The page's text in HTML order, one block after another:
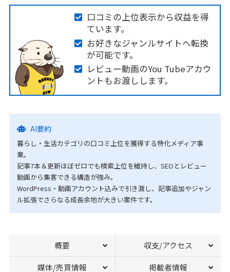
口コミの上位表示から収益を得
ています。
お好きなジャンルサイトへ転換
が可能です。
レビュー動画のYou Tubeアカウ
ントもお渡しします。
AI要約
暮らし・生活カテゴリの口コミ上位を獲得する特化メディア事
業。
記事7本＆更新ほぼゼロでも検索上位を維持し、SEOとレビュー
動画から集客できる構造が強み。
WordPress・動画アカウント込みで引き渡し、記事追加やジャン
ル拡張でさらなる成長余地が大きい案件です。
概要 収支/アクセス
媒体/売買情報 掲載者情報